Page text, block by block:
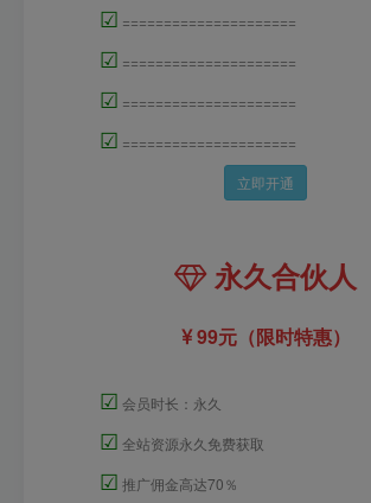
☑ =====================
☑ =====================
☑ =====================
☑ =====================
立即开通
永久合伙人
99元（限时特惠）
☑ 会员时长：永久
☑ 全站资源永久免费获取
☑ 推广佣金高达70％